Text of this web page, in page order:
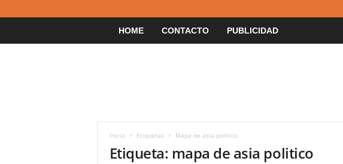
HOME CONTACTO PUBLICIDAD
Inicio Etiquetas Mapa de asia politico
Etiqueta: mapa de asia politico